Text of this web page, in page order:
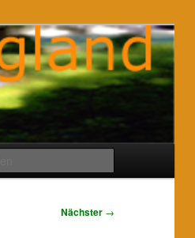
Nächster →